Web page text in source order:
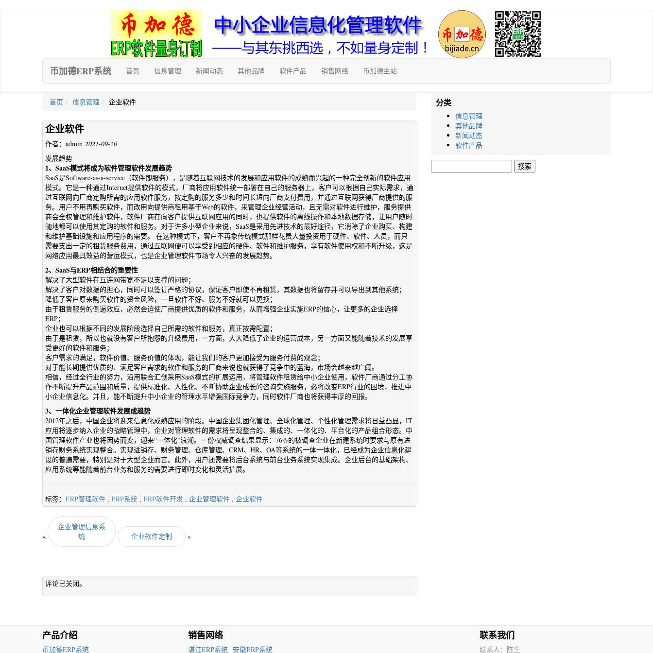
币加德ERP系统 首页 信息管理 新闻动态 其他品牌 软件产品 销售网络 币加德主站
首页 信息管理 企业软件
企业软件
作者：admin 2021-09-20
发展趋势
1、SaaS模式将成为软件管理软件发展趋势
SaaS是Software-as-a-service（软件即服务），是随着互联网技术的发展和应用软件的成熟而兴起的一种完全创新的软件应用
模式。它是一种通过Internet提供软件的模式，厂商将应用软件统一部署在自己的服务器上，客户可以根据自己实际需求，通
过互联网向厂商定购所需的应用软件服务，按定购的服务多少和时间长短向厂商支付费用，并通过互联网获得厂商提供的服
务。用户不用再购买软件，而改用向提供商租用基于Web的软件，来管理企业经营活动，且无需对软件进行维护，服务提供
商会全权管理和维护软件，软件厂商在向客户提供互联网应用的同时，也提供软件的离线操作和本地数据存储，让用户随时
随地都可以使用其定购的软件和服务。对于许多小型企业来说，SaaS是采用先进技术的最好途径，它消除了企业购买、构建
和维护基础设施和应用程序的需要。 在这种模式下，客户不再象传统模式那样花费大量投资用于硬件、软件、人员，而只
需要支出一定的租赁服务费用，通过互联网便可以享受到相应的硬件、软件和维护服务，享有软件使用权和不断升级，这是
网络应用最具效益的营运模式，也是企业管理软件市场令人兴奋的发展趋势。
2、SaaS与ERP相结合的重要性
解决了大型软件在互连网带宽不足以支撑的问题；
解决了客户对数据的担心，同时可以签订严格的协议，保证客户即使不再租赁，其数据也将留存并可以导出到其他系统；
降低了客户原来购买软件的资金风险，一旦软件不好、服务不好就可以更换；
由于租赁服务的倒逼效应，必然会迫使厂商提供优质的软件和服务，从而增强企业实施ERP的信心，让更多的企业选择
ERP；
企业也可以根据不同的发展阶段选择自己所需的软件和服务，真正按需配置；
由于是租赁，所以也就没有客户所抱怨的升级费用，一方面，大大降低了企业的运营成本，另一方面又能随着技术的发展享
受更好的软件和服务；
客户需求的满足，软件价值、服务价值的体现，能让我们的客户更加接受为服务付费的观念；
对于能长期提供优质的、满足客户需求的软件和服务的厂商来说也就获得了竞争中的蓝海，市场会越来越广阔。
相信，经过全行业的努力，沿用联合汇创采用SaaS模式的扩展运用，将管理软件租赁给中小企业使用，软件厂商通过分工协
作不断提升产品范围和质量，提供标准化、人性化、不断协助企业成长的咨询实施服务，必将改变ERP行业的困境，推进中
小企业信息化。并且，能不断提升中小企业的管理水平增强国际竞争力，同时软件厂商也将获得丰厚的回报。
3、一体化企业管理软件发展成趋势
2012年之后，中国企业将迎来信息化成熟应用的阶段。中国企业集团化管理、全球化管理、个性化管理需求将日益凸显，IT
应用将逐步纳入企业的战略管理中，企业对管理软件的需求将呈现整合的、集成的、一体化的、平台化的产品组合形态。中
国管理软件产业也将因势而变，迎来“一体化”浪潮。一份权威调查结果显示：76%的被调查企业在新建系统时要求与原有进
销存财务系统实现整合。实现进销存、财务管理、仓库管理、CRM、HR、OA等系统的一体一体化，已经成为企业信息化建
设的普遍需要，特别是对于大型企业而言。此外，用户还需要将后台系统与前台业务系统实现集成。企业后台的基础架构、
应用系统等能随着前台业务和服务的需要进行即时变化和灵活扩展。
标签： ERP管理软件 , ERP系统 , ERP软件开发 , 企业管理软件 , 企业软件
«
企业管理信息系
统
企业软件定制 »
评论已关闭。
分类
信息管理
其他品牌
新闻动态
软件产品
索：
产品介绍
币加德ERP系统
销售网络
湛江ERP系统 安徽ERP系统
联系我们
联系人：陈生